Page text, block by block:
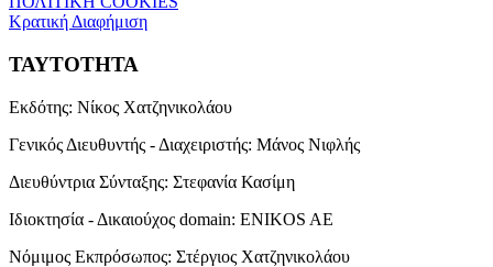
Κρατική Διαφήμιση
ΤΑΥΤΟΤΗΤΑ
Εκδότης: Νίκος Χατζηνικολάου
Γενικός Διευθυντής - Διαχειριστής: Μάνος Νιφλής
Διευθύντρια Σύνταξης: Στεφανία Κασίμη
Ιδιοκτησία - Δικαιούχος domain: ENIKOS AE
Νόμιμος Εκπρόσωπος: Στέργιος Χατζηνικολάου